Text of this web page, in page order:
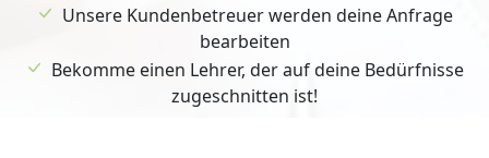
Unsere Kundenbetreuer werden deine Anfrage
bearbeiten
Bekomme einen Lehrer, der auf deine Bedürfnisse
zugeschnitten ist!